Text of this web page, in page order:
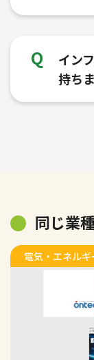
イン
持ち
同じ業
電気・エネル